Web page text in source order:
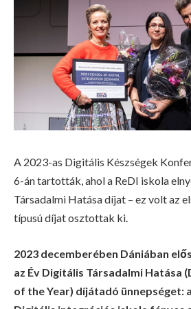
A 2023-as Digitális Készségek
6-án tartották, ahol a ReDI iskola
Társadalmi Hatása díjat – ez volt az
típusú díjat osztottak ki.
2023 decemberében Dániában
az Év Digitális Társadalmi Hatása
of the Year) díjátadó ünnepséget: